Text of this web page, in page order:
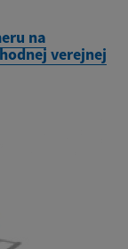
na
verejnej